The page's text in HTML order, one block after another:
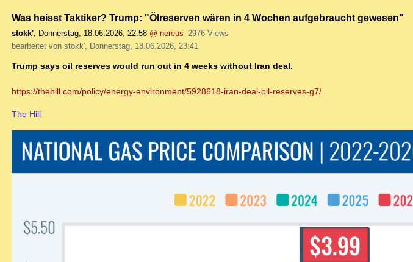
Was heisst Taktiker? Trump: "Ölreserven wären in 4 Wochen aufgebraucht gewesen"
stokk', Donnerstag, 18.06.2026, 22:58 @ nereus 2976 Views
bearbeitet von stokk', Donnerstag, 18.06.2026, 23:41
Trump says oil reserves would run out in 4 weeks without Iran deal.
https://thehill.com/policy/energy-environment/5928618-iran-deal-oil-reserves-g7/
The Hill